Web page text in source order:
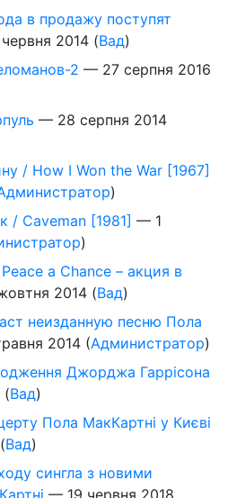
в продажу поступят
червня 2014 (Вад)
2 — 27 серпня 2016
— 28 серпня 2014
/ How I Won the War [1967]
)
/ Caveman [1981] — 1
)
a Chance – акция в
2014 (Вад)
неизданную песню Пола
2014 (Администратор)
Джорджа Гаррісона
(Вад)
Пола МакКартні у Києві
(Вад)
сингла з новими
— 19 червня 2018